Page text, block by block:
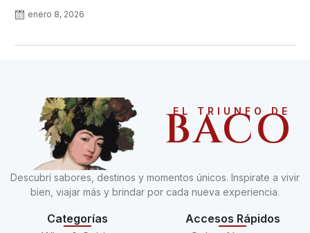
enero 8, 2026
EL TRIUNFO DE
BACO
Descubrí sabores, destinos y momentos únicos. Inspirate a vivir
bien, viajar más y brindar por cada nueva experiencia.
Categorías
Accesos Rápidos